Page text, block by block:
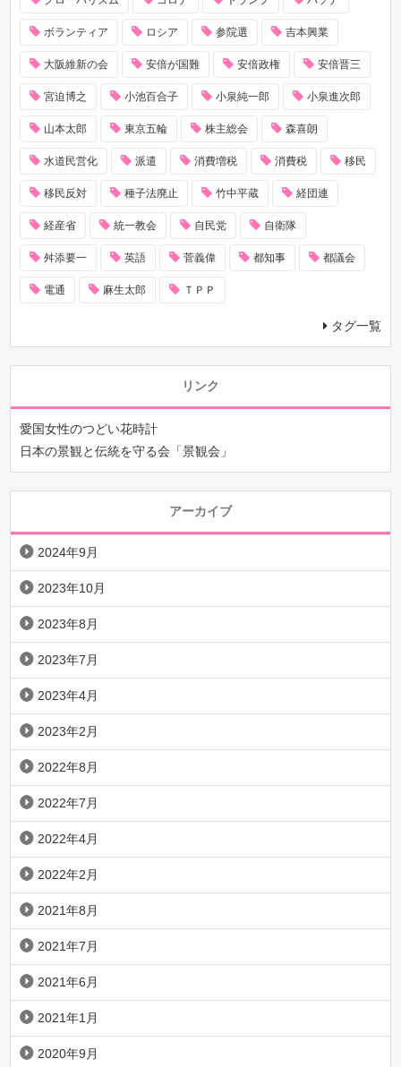
ボランティア ロシア 参院選 吉本興業
大阪維新の会 安倍が国難 安倍政権 安倍晋三
宮迫博之 小池百合子 小泉純一郎 小泉進次郎
山本太郎 東京五輪 株主総会 森喜朗
水道民営化 派遣 消費増税 消費税 移民
移民反対 種子法廃止 竹中平蔵 経団連
経産省 統一教会 自民党 自衛隊
舛添要一 英語 菅義偉 都知事 都議会
電通 麻生太郎 ＴＰＰ
タグ一覧
リンク
愛国女性のつどい花時計
日本の景観と伝統を守る会「景観会」
アーカイブ
2024年9月
2023年10月
2023年8月
2023年7月
2023年4月
2023年2月
2022年8月
2022年7月
2022年4月
2022年2月
2021年8月
2021年7月
2021年6月
2021年1月
2020年9月